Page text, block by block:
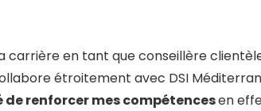
carrière en tant que conseillère
étroitement avec DSI
de renforcer mes compétencesen